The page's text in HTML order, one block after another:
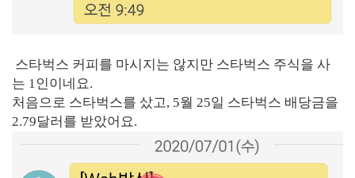
스타벅스 커피를 마시지는 않지만 스타벅스 주식을 사
는 1인이네요.
처음으로 스타벅스를 샀고, 5월 25일 스타벅스 배당금을
2.79달러를 받았어요.